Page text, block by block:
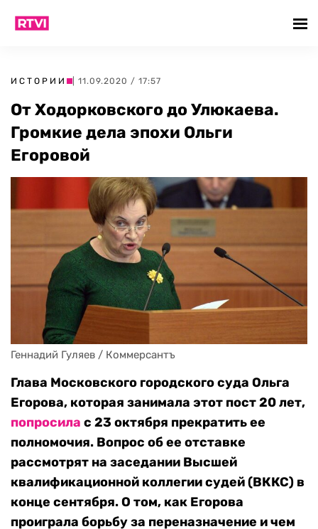
ИСТОРИИ | 11.09.2020 / 17:57
От Ходорковского до Улюкаева.
Громкие дела эпохи Ольги
Егоровой
Геннадий Гуляев / Коммерсантъ
Глава Московского городского суда Ольга
Егорова, которая занимала этот пост 20 лет,
попросила с 23 октября прекратить ее
полномочия. Вопрос об ее отставке
рассмотрят на заседании Высшей
квалификационной коллегии судей (ВККС) в
конце сентября. О том, как Егорова
проиграла борьбу за переназначение и чем